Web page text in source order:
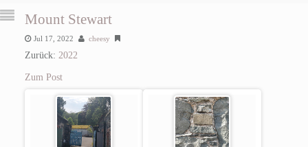
Mount Stewart
Jul 17, 2022 cheesy
Zurück: 2022
Zum Post